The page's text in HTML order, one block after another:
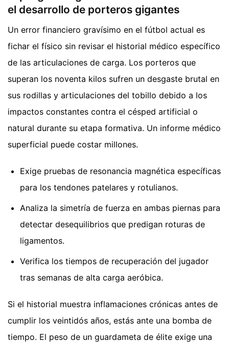
el desarrollo de porteros gigantes
Un error financiero gravísimo en el fútbol actual es
fichar el físico sin revisar el historial médico específico
de las articulaciones de carga. Los porteros que
superan los noventa kilos sufren un desgaste brutal en
sus rodillas y articulaciones del tobillo debido a los
impactos constantes contra el césped artificial o
natural durante su etapa formativa. Un informe médico
superficial puede costar millones.
Exige pruebas de resonancia magnética específicas
para los tendones patelares y rotulianos.
Analiza la simetría de fuerza en ambas piernas para
detectar desequilibrios que predigan roturas de
ligamentos.
Verifica los tiempos de recuperación del jugador
tras semanas de alta carga aeróbica.
Si el historial muestra inflamaciones crónicas antes de
cumplir los veintidós años, estás ante una bomba de
tiempo. El peso de un guardameta de élite exige una